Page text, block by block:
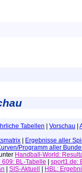
Tabellen Vorschau
Ergebnisse aller
Programm aller
Handball-World:
609: BL-Tabelle
sport1.de:
SIS-Aktuell HBL: